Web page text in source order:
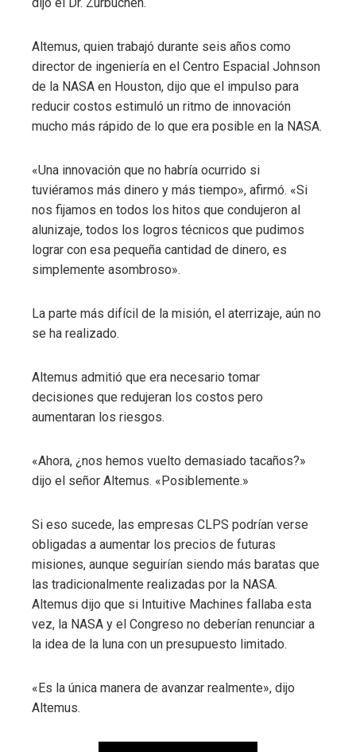
Altemus, quien trabajó durante seis años como
director de ingeniería en el Centro Espacial Johnson
de la NASA en Houston, dijo que el impulso para
reducir costos estimuló un ritmo de innovación
mucho más rápido de lo que era posible en la NASA.
«Una innovación que no habría ocurrido si
tuviéramos más dinero y más tiempo», afirmó. «Si
nos fijamos en todos los hitos que condujeron al
alunizaje, todos los logros técnicos que pudimos
lograr con esa pequeña cantidad de dinero, es
simplemente asombroso».
La parte más difícil de la misión, el aterrizaje, aún no
se ha realizado.
Altemus admitió que era necesario tomar
decisiones que redujeran los costos pero
aumentaran los riesgos.
«Ahora, ¿nos hemos vuelto demasiado tacaños?»
dijo el señor Altemus. «Posiblemente.»
Si eso sucede, las empresas CLPS podrían verse
obligadas a aumentar los precios de futuras
misiones, aunque seguirían siendo más baratas que
las tradicionalmente realizadas por la NASA.
Altemus dijo que si Intuitive Machines fallaba esta
vez, la NASA y el Congreso no deberían renunciar a
la idea de la luna con un presupuesto limitado.
«Es la única manera de avanzar realmente», dijo
Altemus.